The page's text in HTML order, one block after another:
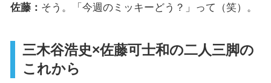
佐藤： そう。「今週のミッキーどう？」って（笑）。
三木谷浩史×佐藤可士和の二人三脚の
これから